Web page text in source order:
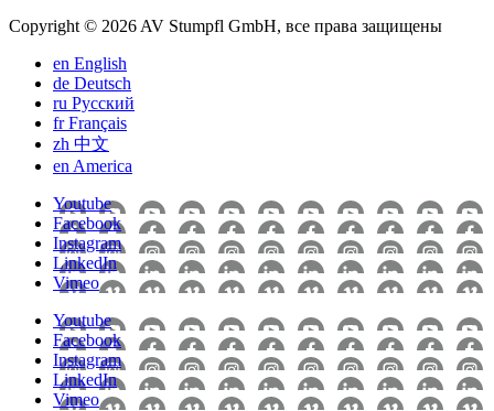
Copyright © 2026 AV Stumpfl GmbH, все права защищены
en English
de Deutsch
ru Pусский
frFrançais
zh 中文
en America
Youtube
Facebook
Instagram
LinkedIn
Vimeo
Youtube
Facebook
Instagram
LinkedIn
Vimeo